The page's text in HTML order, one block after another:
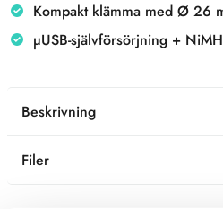
Kompakt klämma med Ø 26
µUSB-självförsörjning +
Beskrivning
Filer